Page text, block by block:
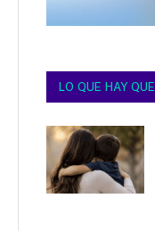
LO QUE HAY QUE